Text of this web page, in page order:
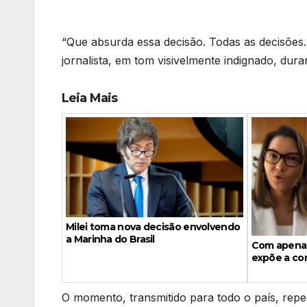
“Que absurda essa decisão. Todas as
jornalista, em tom visivelmente indignado,
Leia Mais
Milei toma nova decisão envolvendo
a Marinha do Brasil
Com
expõe a
O momento, transmitido para todo o país,